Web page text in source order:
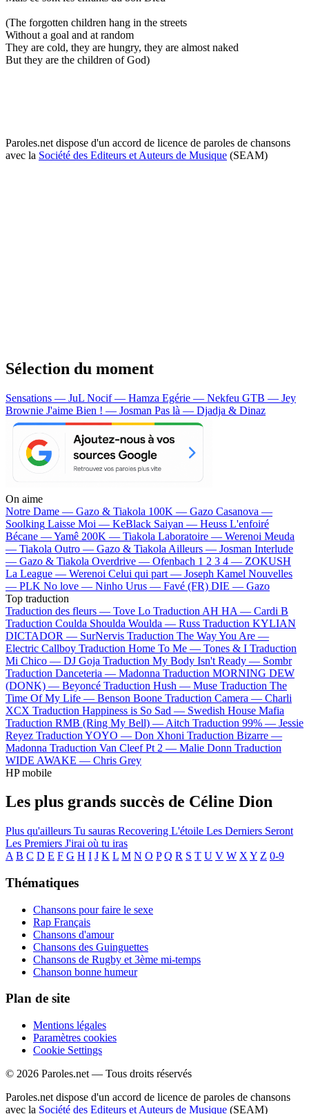
(The forgotten children hang in the streets
Without a goal and at random
They are cold, they are hungry, they are almost naked
But they are the children of God)
Paroles.net dispose d'un accord de licence de paroles de chansons
avec la Société des Editeurs et Auteurs de Musique (SEAM)
Sélection du moment
Sensations — JuL Nocif — Hamza Egérie — Nekfeu GTB — Jey
Brownie J'aime Bien ! — Josman Pas là — Djadja & Dinaz
On aime
Notre Dame — Gazo & Tiakola 100K — Gazo Casanova —
Soolking Laisse Moi — KeBlack Saiyan — Heuss L'enfoiré
Bécane —Yamê 200K — Tiakola Laboratoire — Werenoi Meuda
— Tiakola Outro — Gazo & Tiakola Ailleurs — Josman Interlude
— Gazo & Tiakola Overdrive — Ofenbach 1 2 3 4 — ZOKUSH
La League — Werenoi Celui qui part — Joseph Kamel Nouvelles
— PLK No love — Ninho Urus — Favé (FR) DIE — Gazo
Top traduction
Traduction des fleurs — Tove Lo Traduction AH HA — Cardi B
Traduction Coulda Shoulda Woulda — Russ Traduction KYLIAN
DICTADOR — SurNervis Traduction The Way You Are —
Electric Callboy Traduction Home To Me — Tones & I Traduction
Mi Chico — DJ Goja Traduction My Body Isn't Ready — Sombr
Traduction Danceteria — Madonna Traduction MORNING DEW
(DONK) — Beyoncé Traduction Hush — Muse Traduction The
Time Of My Life — Benson Boone Traduction Camera — Charli
XCX Traduction Happiness is So Sad — Swedish House Mafia
Traduction RMB (Ring My Bell) — Aitch Traduction 99% — Jessie
Reyez Traduction YOYO — Don Xhoni Traduction Bizarre —
Madonna Traduction Van Cleef Pt 2 — Malie Donn Traduction
WIDE AWAKE — Chris Grey
HP mobile
Les plus grands succès de Céline Dion
Plus qu'ailleurs Tu sauras Recovering L'étoile Les Derniers Seront
Les Premiers J'irai où tu iras
A B C D E F G H I J K L M N O P Q R S T U V W X Y Z 0-9
Thématiques
Chansons pour faire le sexe
Rap Français
Chansons d'amour
Chansons des Guinguettes
Chansons de Rugby et 3ème mi-temps
Chanson bonne humeur
Plan de site
Mentions légales
Paramètres cookies
Cookie Settings
© 2026 Paroles.net — Tous droits réservés
Paroles.net dispose d'un accord de licence de paroles de chansons
avec la Société des Editeurs et Auteurs de Musique (SEAM)